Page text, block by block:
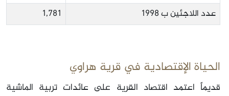
عدد اللاجئين ب 1998
1,781
الحياة الإقتصادية في قرية هراوي
قديماً اعتمد اقتصاد القرية على عائدات تربية الماشية